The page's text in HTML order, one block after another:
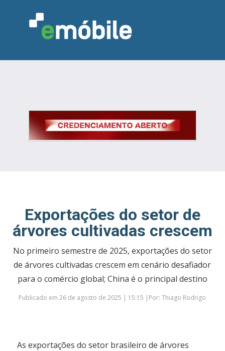
INDICADORES
FEIRAS NOTÍCIAS
Exportações do setor de
árvores cultivadas crescem
No primeiro semestre de 2025, exportações do setor
de árvores cultivadas crescem em cenário desafiador
para o comércio global; China é o principal destino
Publicado em 26 de agosto de 2025 | 15:15 |Por: Thiago Rodrigo
As exportações do setor brasileiro de árvores